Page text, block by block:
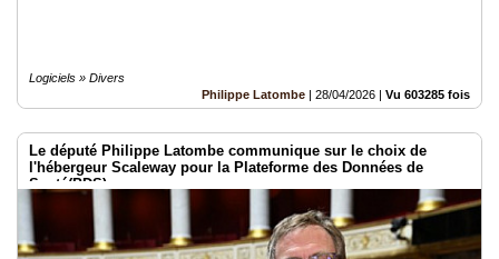
Logiciels » Divers
Philippe Latombe | 28/04/2026 | Vu 603285 fois
Le député Philippe Latombe communique sur le choix de
l'hébergeur Scaleway pour la Plateforme des Données de
Santé(PDS)